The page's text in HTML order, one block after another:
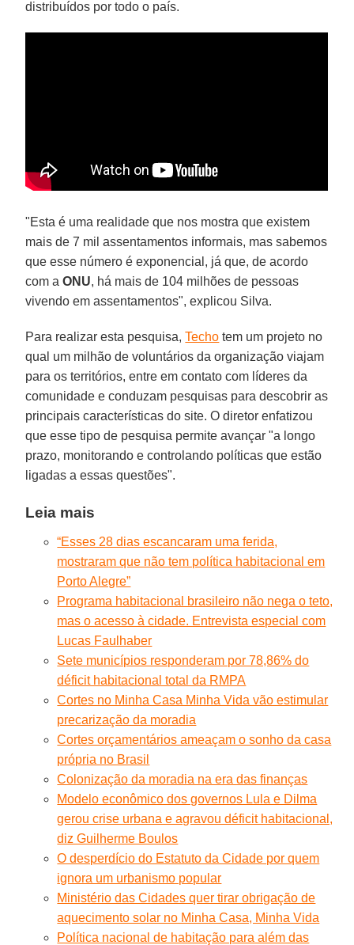
distribuídos por todo o país.
"Esta é uma realidade que nos mostra que existem
mais de 7 mil assentamentos informais, mas sabemos
que esse número é exponencial, já que, de acordo
com aONU, há mais de 104 milhões de pessoas
vivendo em assentamentos", explicou Silva.
Para realizar esta pesquisa,Techo tem um projeto no
qual um milhão de voluntários da organização viajam
para os territórios, entre em contato com líderes da
comunidade e conduzam pesquisas para descobrir as
principais características do site. O diretor enfatizou
que esse tipo de pesquisa permite avançar "a longo
prazo, monitorando e controlando políticas que estão
ligadas a essas questões".
Leia mais
“Esses 28 dias escancaram uma ferida,
mostraram que não tem política habitacional em
Porto Alegre”
Programa habitacional brasileiro não nega o teto,
mas o acesso à cidade. Entrevista especial com
Lucas Faulhaber
Sete municípios responderam por 78,86% do
déficit habitacional total da RMPA
Cortes no Minha Casa Minha Vida vão estimular
precarização da moradia
Cortes orçamentários ameaçam o sonho da casa
própria no Brasil
Colonização da moradia na era das finanças
Modelo econômico dos governos Lula e Dilma
gerou crise urbana e agravou déficit habitacional,
diz Guilherme Boulos
O desperdício do Estatuto da Cidade por quem
ignora um urbanismo popular
Ministério das Cidades quer tirar obrigação de
aquecimento solar no Minha Casa, Minha Vida
Política nacional de habitação para além das